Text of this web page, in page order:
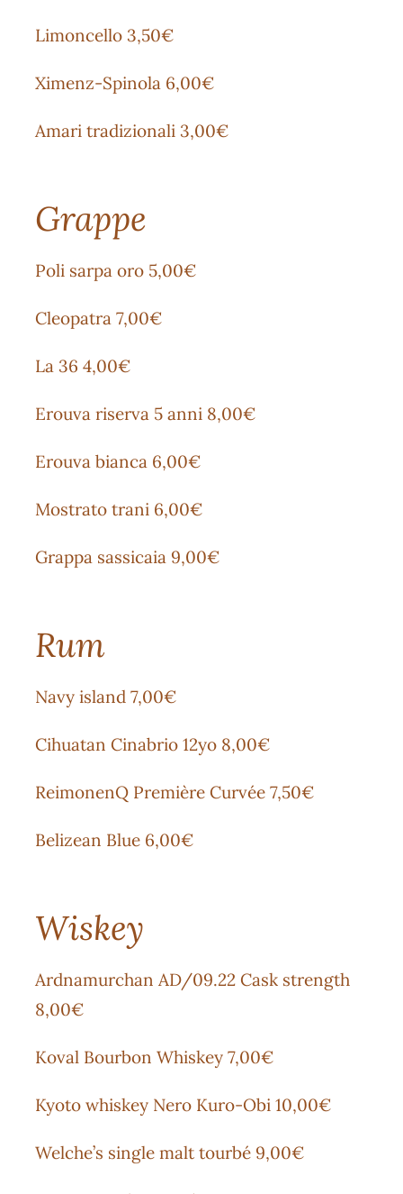
Limoncello 3,50€
Ximenz-Spinola 6,00€
Amari tradizionali 3,00€
Grappe
Poli sarpa oro 5,00€
Cleopatra 7,00€
La 36 4,00€
Erouva riserva 5 anni 8,00€
Erouva bianca 6,00€
Mostrato trani 6,00€
Grappa sassicaia 9,00€
Rum
Navy island 7,00€
Cihuatan Cinabrio 12yo 8,00€
ReimonenQ Première Curvée 7,50€
Belizean Blue 6,00€
Wiskey
Ardnamurchan AD/09.22 Cask strength
8,00€
Koval Bourbon Whiskey 7,00€
Kyoto whiskey Nero Kuro-Obi 10,00€
Welche’s single malt tourbé 9,00€